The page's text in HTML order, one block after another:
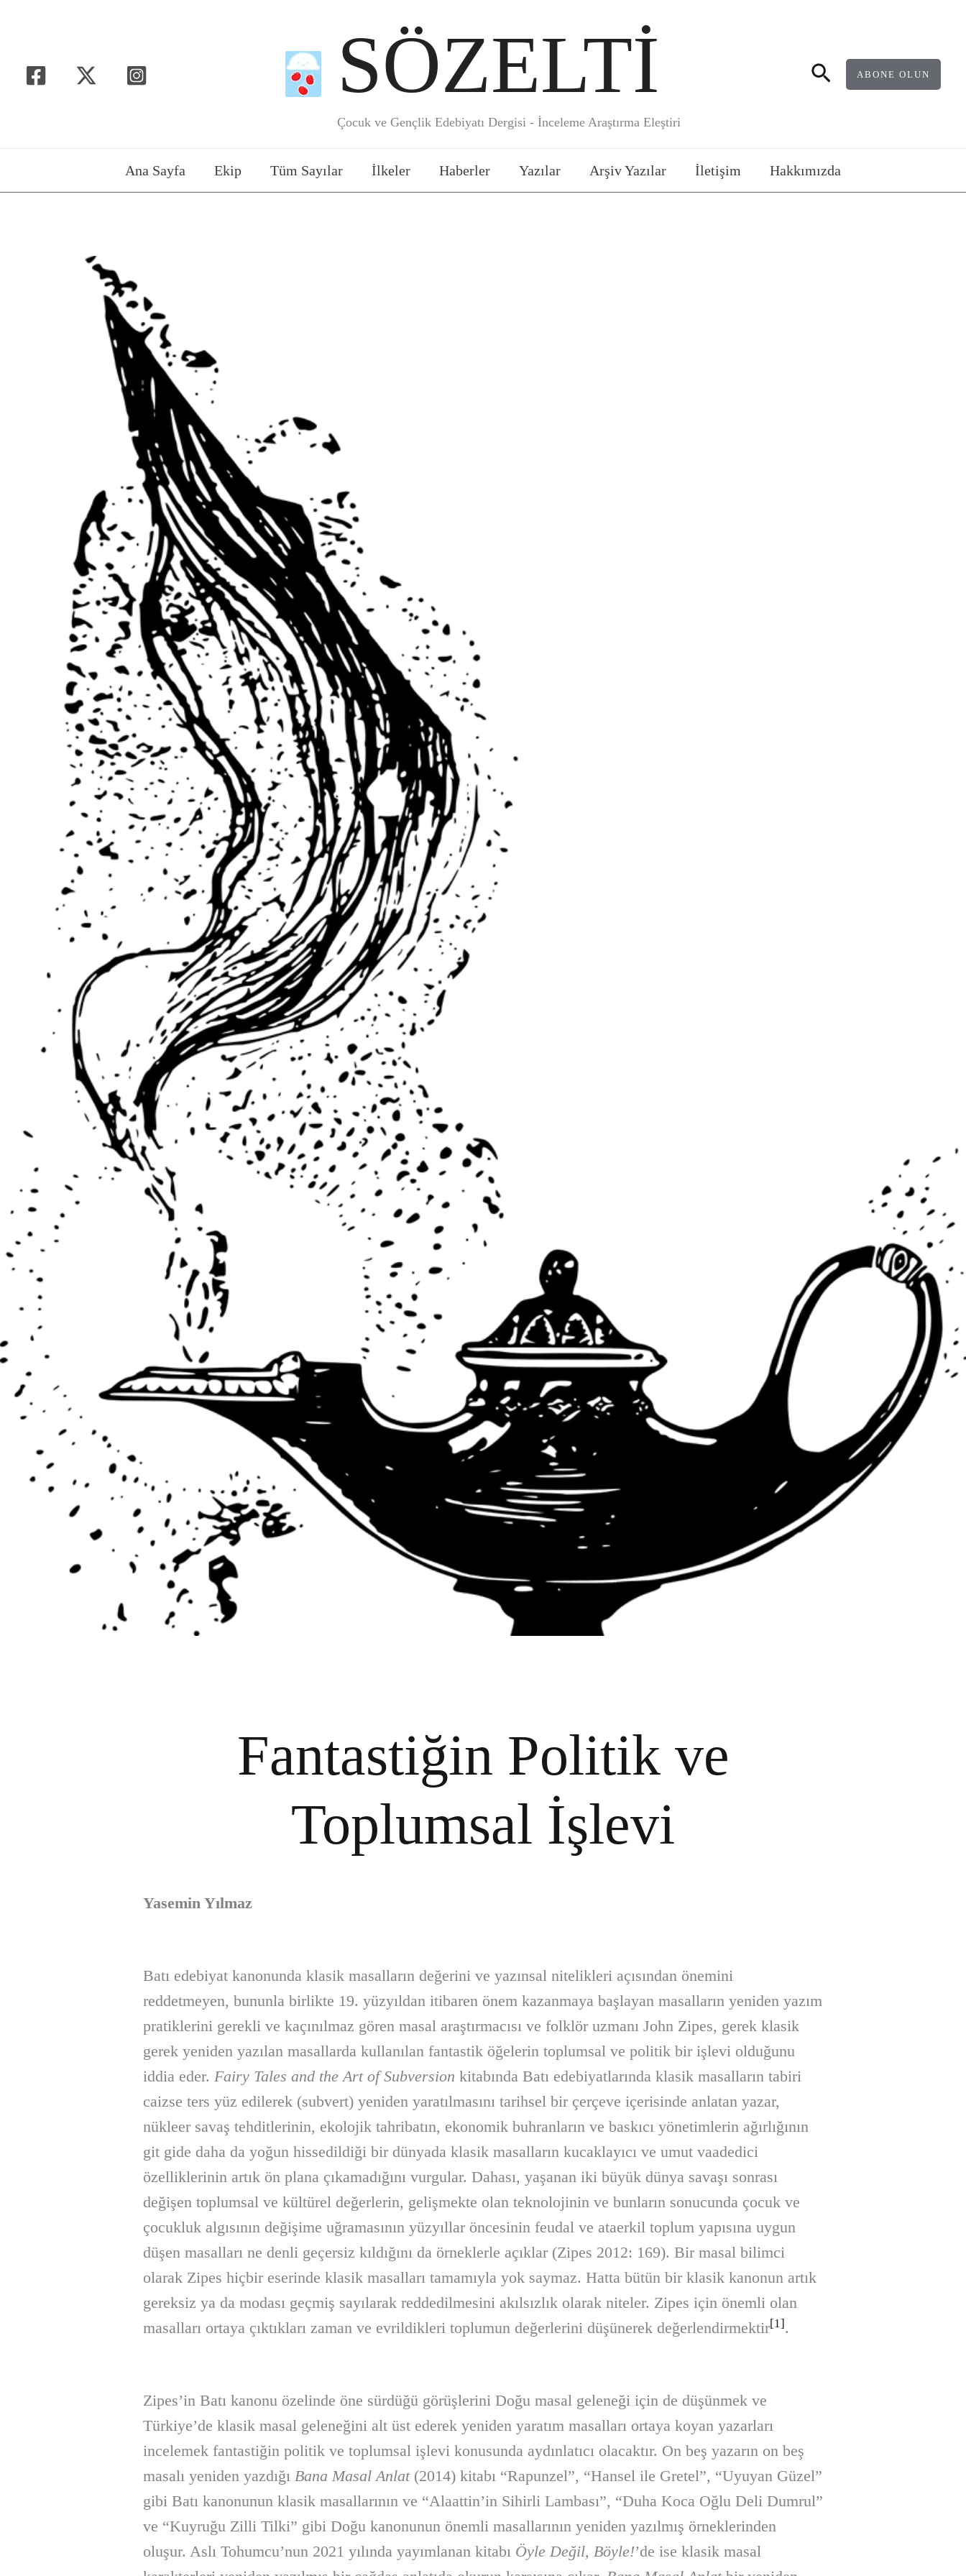
SÖZELTİ
Çocuk ve Gençlik Edebiyatı Dergisi - İnceleme Araştırma Eleştiri
AramaABONE OLUN
Ana Sayfa Ekip Tüm Sayılar İlkeler Haberler Yazılar Arşiv Yazılar İletişim Hakkımızda
Fantastiğin Politik ve
Toplumsal İşlevi
Yasemin Yılmaz
Batı edebiyat kanonunda klasik masalların değerini ve yazınsal nitelikleri açısından önemini
reddetmeyen, bununla birlikte 19. yüzyıldan itibaren önem kazanmaya başlayan masalların yeniden yazım
pratiklerini gerekli ve kaçınılmaz gören masal araştırmacısı ve folklör uzmanı John Zipes, gerek klasik
gerek yeniden yazılan masallarda kullanılan fantastik öğelerin toplumsal ve politik bir işlevi olduğunu
iddia eder. Fairy Tales and the Art of Subversion kitabında Batı edebiyatlarında klasik masalların tabiri
caizse ters yüz edilerek (subvert) yeniden yaratılmasını tarihsel bir çerçeve içerisinde anlatan yazar,
nükleer savaş tehditlerinin, ekolojik tahribatın, ekonomik buhranların ve baskıcı yönetimlerin ağırlığının
git gide daha da yoğun hissedildiği bir dünyada klasik masalların kucaklayıcı ve umut vaadedici
özelliklerinin artık ön plana çıkamadığını vurgular. Dahası, yaşanan iki büyük dünya savaşı sonrası
değişen toplumsal ve kültürel değerlerin, gelişmekte olan teknolojinin ve bunların sonucunda çocuk ve
çocukluk algısının değişime uğramasının yüzyıllar öncesinin feudal ve ataerkil toplum yapısına uygun
düşen masalları ne denli geçersiz kıldığını da örneklerle açıklar (Zipes 2012: 169). Bir masal bilimci
olarak Zipes hiçbir eserinde klasik masalları tamamıyla yok saymaz. Hatta bütün bir klasik kanonun artık
gereksiz ya da modası geçmiş sayılarak reddedilmesini akılsızlık olarak niteler. Zipes için önemli olan
masalları ortaya çıktıkları zaman ve evrildikleri toplumun değerlerini düşünerek değerlendirmektir[1].
Zipes’in Batı kanonu özelinde öne sürdüğü görüşlerini Doğu masal geleneği için de düşünmek ve
Türkiye’de klasik masal geleneğini alt üst ederek yeniden yaratım masalları ortaya koyan yazarları
incelemek fantastiğin politik ve toplumsal işlevi konusunda aydınlatıcı olacaktır. On beş yazarın on beş
masalı yeniden yazdığı Bana Masal Anlat(2014) kitabı “Rapunzel”, “Hansel ile Gretel”, “Uyuyan Güzel”
gibi Batı kanonunun klasik masallarının ve “Alaattin’in Sihirli Lambası”, “Duha Koca Oğlu Deli Dumrul”
ve “Kuyruğu Zilli Tilki” gibi Doğu kanonunun önemli masallarının yeniden yazılmış örneklerinden
oluşur. Aslı Tohumcu’nun 2021 yılında yayımlanan kitabı Öyle Değil, Böyle!’de ise klasik masal